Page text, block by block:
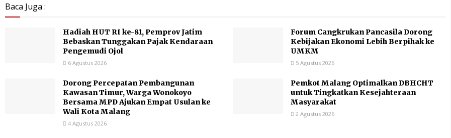
Baca Juga :
Hadiah HUT RI ke-81, Pemprov Jatim
Bebaskan Tunggakan Pajak Kendaraan
Pengemudi Ojol
6 Agustus 2026
Forum Cangkrukan Pancasila Dorong
Kebijakan Ekonomi Lebih Berpihak ke
UMKM
5 Agustus 2026
Dorong Percepatan Pembangunan
Kawasan Timur, Warga Wonokoyo
Bersama MPD Ajukan Empat Usulan ke
Wali Kota Malang
4 Agustus 2026
Pemkot Malang Optimalkan DBHCHT
untuk Tingkatkan Kesejahteraan
Masyarakat
2 Agustus 2026